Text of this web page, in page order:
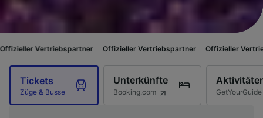
Offizieller Vertriebspartner Offizieller Vertriebspartner
Tickets
Züge & Busse
Unterkünfte
Booking.com GetYourGuide